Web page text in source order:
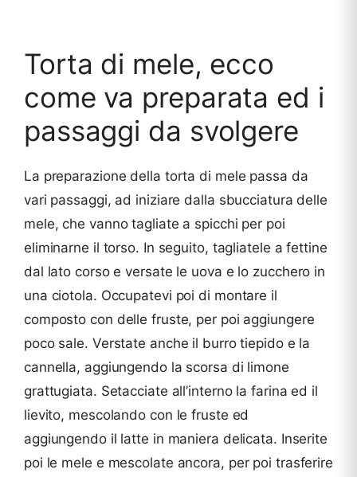
Torta di mele, ecco
come va preparata ed i
passaggi da svolgere
La preparazione della torta di mele passa da
vari passaggi, ad iniziare dalla sbucciatura delle
mele, che vanno tagliate a spicchi per poi
eliminarne il torso. In seguito, tagliatele a fettine
dal lato corso e versate le uova e lo zucchero in
una ciotola. Occupatevi poi di montare il
composto con delle fruste, per poi aggiungere
poco sale. Verstate anche il burro tiepido e la
cannella, aggiungendo la scorsa di limone
grattugiata. Setacciate all’interno la farina ed il
lievito, mescolando con le fruste ed
aggiungendo il latte in maniera delicata. Inserite
poi le mele e mescolate ancora, per poi trasferire